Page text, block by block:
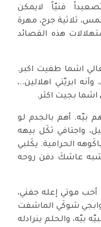
فنيّاً لايمكن
ثلاثية جرح، مهرة
هذه القصائد
اشما طفيت اكبر.
ابريّتي اهلالين..،
بجيت اكثر.
بيّه. أهم بالجدم لو
واجتافي ثكَل بيهه
الحرامية. يكَلبي
شبه عاشكَ دفن روحه
أحب موتي إعله جفني،
شوكَي الماشفت
بيّه، والحلم ينرادله